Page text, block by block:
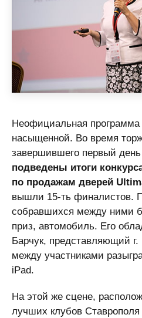
Неофициальная
насыщенной. Во время
завершившего первый
подведены итоги
по продажам дверей
вышли 15-ть финалистов.
собравшихся между ними
приз, автомобиль. Его
Барчук, представляющий г.
между участниками
iPad.
На этой же сцене,
лучших клубов